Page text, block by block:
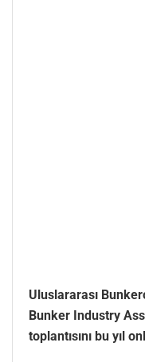
Uluslararası
Bunker Industry
toplantısını bu yıl